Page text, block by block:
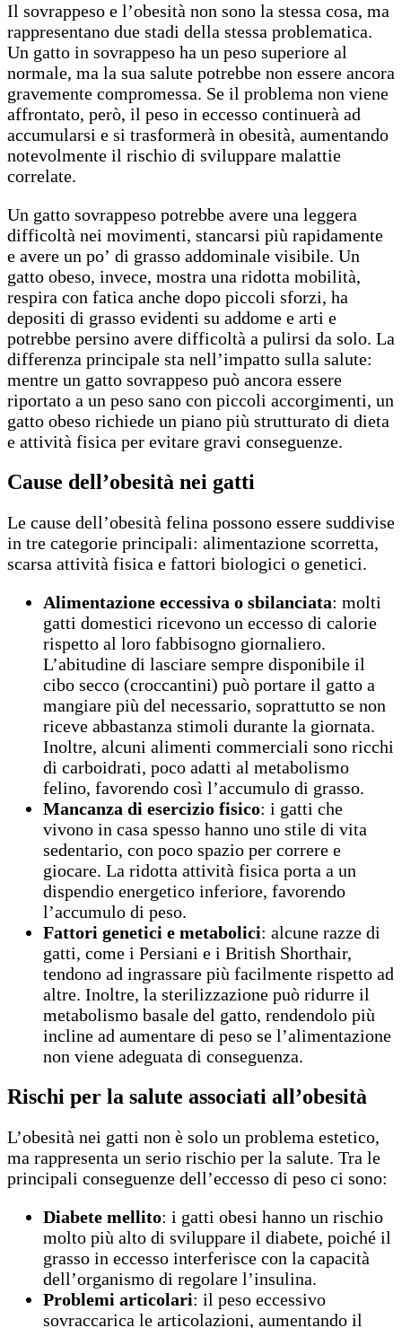
Il sovrappeso e l’obesità non sono la stessa cosa, ma
rappresentano due stadi della stessa problematica.
Un gatto in sovrappeso ha un peso superiore al
normale, ma la sua salute potrebbe non essere ancora
gravemente compromessa. Se il problema non viene
affrontato, però, il peso in eccesso continuerà ad
accumularsi e si trasformerà in obesità, aumentando
notevolmente il rischio di sviluppare malattie
correlate.
Un gatto sovrappeso potrebbe avere una leggera
difficoltà nei movimenti, stancarsi più rapidamente
e avere un po’ di grasso addominale visibile. Un
gatto obeso, invece, mostra una ridotta mobilità,
respira con fatica anche dopo piccoli sforzi, ha
depositi di grasso evidenti su addome e arti e
potrebbe persino avere difficoltà a pulirsi da solo. La
differenza principale sta nell’impatto sulla salute:
mentre un gatto sovrappeso può ancora essere
riportato a un peso sano con piccoli accorgimenti, un
gatto obeso richiede un piano più strutturato di dieta
e attività fisica per evitare gravi conseguenze.
Cause dell’obesità nei gatti
Le cause dell’obesità felina possono essere suddivise
in tre categorie principali: alimentazione scorretta,
scarsa attività fisica e fattori biologici o genetici.
Alimentazione eccessiva o sbilanciata: molti
gatti domestici ricevono un eccesso di calorie
rispetto al loro fabbisogno giornaliero.
L’abitudine di lasciare sempre disponibile il
cibo secco (croccantini) può portare il gatto a
mangiare più del necessario, soprattutto se non
riceve abbastanza stimoli durante la giornata.
Inoltre, alcuni alimenti commerciali sono ricchi
di carboidrati, poco adatti al metabolismo
felino, favorendo così l’accumulo di grasso.
Mancanza di esercizio fisico: i gatti che
vivono in casa spesso hanno uno stile di vita
sedentario, con poco spazio per correre e
giocare. La ridotta attività fisica porta a un
dispendio energetico inferiore, favorendo
l’accumulo di peso.
Fattori genetici e metabolici: alcune razze di
gatti, come i Persiani e i British Shorthair,
tendono ad ingrassare più facilmente rispetto ad
altre. Inoltre, la sterilizzazione può ridurre il
metabolismo basale del gatto, rendendolo più
incline ad aumentare di peso se l’alimentazione
non viene adeguata di conseguenza.
Rischi per la salute associati all’obesità
L’obesità nei gatti non è solo un problema estetico,
ma rappresenta un serio rischio per la salute. Tra le
principali conseguenze dell’eccesso di peso ci sono:
Diabete mellito: i gatti obesi hanno un rischio
molto più alto di sviluppare il diabete, poiché il
grasso in eccesso interferisce con la capacità
dell’organismo di regolare l’insulina.
Problemi articolari: il peso eccessivo
sovraccarica le articolazioni, aumentando il